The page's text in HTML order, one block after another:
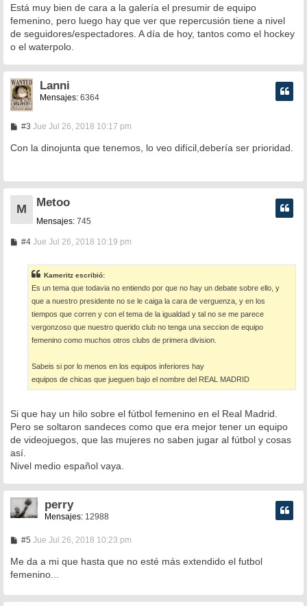
Está muy bien de cara a la galería el presumir de equipo
femenino, pero luego hay que ver que repercusión tiene a nivel
de seguidores/espectadores. A día de hoy, tantos como el hockey
o el waterpolo.
Lanni
Mensajes:6364
#3M
n
s
e
Jue Jul 26, 2018 10:17 pm
Con la dinojunta que tenemos, lo veo difícil,debería ser prioridad.
M
Metoo
Mensajes: 745
#4M
s
a
e
Jue Jul 26, 2018 10:19 pm
Kameritz escribió:
Es un tema que todavia no entiendo por que no hay un debate sobre ello, y
que a nuestro presidente no se le caiga la cara de verguenza, y en los
tiempos que corren y con el tema de la igualdad y tal no se me parece
vergonzoso que nuestro querido club no tenga una seccion de equipo
femenino como muchos otros clubs de primera division.
Sabeis si por lo menos en los equipos inferiores hay
equipos de chicas que jueguen bajo el nombre del REAL MADRID
Si que hay un hilo sobre el fútbol femenino en el Real Madrid.
Pero se soltaron sandeces como que era mejor tener un equipo
de videojuegos, que las mujeres no saben jugar al fútbol y cosas
así.
Nivel medio español vaya.
perry
Mensajes: 12988
#5M
n
s
a
e
Jue Jul 26, 2018 10:23 pm
Me da a mi que hasta que no esté más extendido el futbol
femenino...